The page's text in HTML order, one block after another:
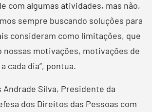
com algumas atividades, mas não,
sempre buscando soluções para
consideram como limitações, que
nossas motivações, motivações de
cada dia”, pontua.
Andrade Silva, Presidente da
dos Direitos das Pessoas com